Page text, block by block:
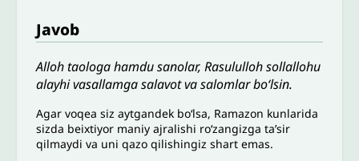
Javob
Alloh taologa hamdu sanolar, Rasululloh sollallohu
alayhi vasallamga salavot va salomlar bo‘lsin.
Agar voqea siz aytgandek bo‘lsa, Ramazon kunlarida
sizda beixtiyor maniy ajralishi ro‘zangizga ta’sir
qilmaydi va uni qazo qilishingiz shart emas.